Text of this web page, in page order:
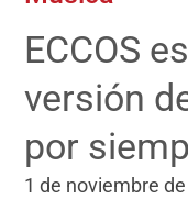
ECCOS
versión
por
1 de noviembre